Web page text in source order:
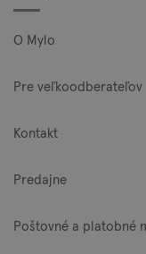
O Mylo
Pre veľkoodberateľov
Kontakt
Predajne
Poštovné a platobné